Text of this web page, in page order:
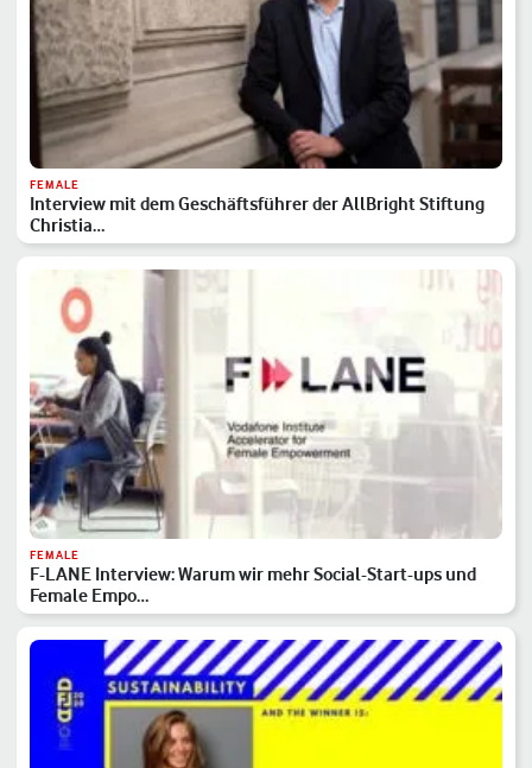
FEMALE
Interview mit dem Geschäftsführer der AllBright Stiftung
Christia…
FEMALE
F-LANE Interview: Warum wir mehr Social-Start-ups und
Female Empo…